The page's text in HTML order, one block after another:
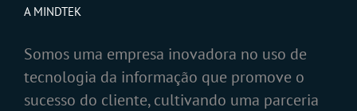
A MINDTEK
Somos uma empresa inovadora no uso de
tecnologia da informação que promove o
sucesso do cliente, cultivando uma parceria